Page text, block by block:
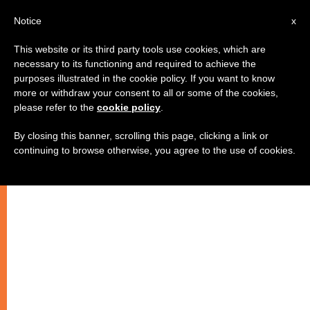
البابا يمنح سر العماد لثلاثة عشر طفلاً
–
x
Notice
This website or its third party tools use cookies, which are
necessary to its functioning and required to achieve the
purposes illustrated in the cookie policy. If you want to know
more or withdraw your consent to all or some of the cookies,
please refer to the cookie policy
By closing this banner, scrolling this page, clicking a link or
continuing to browse otherwise, you agree to the use of cookies.